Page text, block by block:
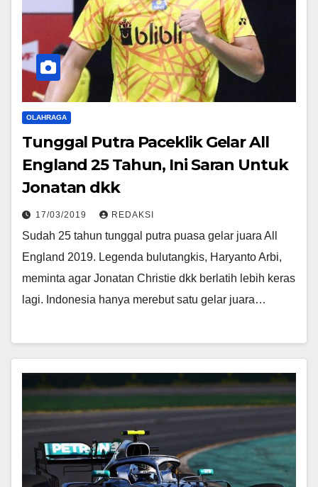
OLAHRAGA
Tunggal Putra Paceklik Gelar All
England 25 Tahun, Ini Saran Untuk
Jonatan dkk
17/03/2019 REDAKSI
Sudah 25 tahun tunggal putra puasa gelar juara All
England 2019. Legenda bulutangkis, Haryanto Arbi,
meminta agar Jonatan Christie dkk berlatih lebih keras
lagi. Indonesia hanya merebut satu gelar juara…